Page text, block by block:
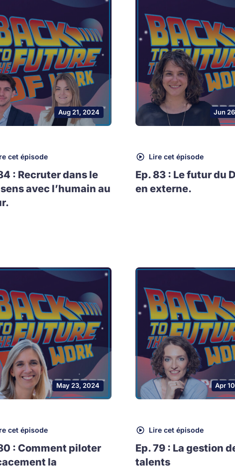
Aug 21, 2024
cet épisode
: Recruter dans le
avec l’humain au
Jun
Lire cet épisode
Ep. 83 : Le futur du
en externe.
May 23, 2024
cet épisode
: Comment piloter
la
Apr
Lire cet épisode
Ep. 79 : La gestion
talents